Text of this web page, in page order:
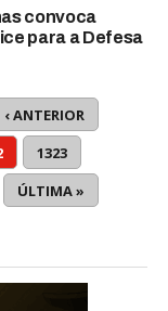
convoca
para a Defesa
‹ ANTERIOR
1323
ÚLTIMA »